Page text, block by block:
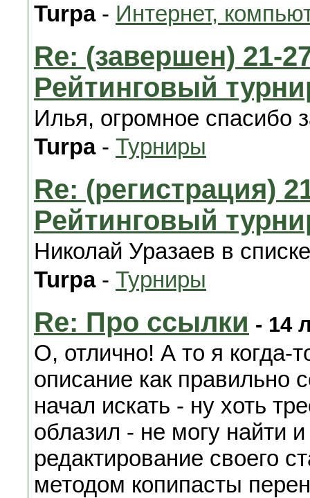
Turpa- Интернет,
Re: (завершен) 21-
Рейтинговый
Илья, огромное спасибо
Turpa- Турниры
Re: (регистрация)
Рейтинговый
Николай Уразаев в
Turpa- Турниры
Re: Про ссылки - 14
О, отлично! А то я когда-
описание как правильно
начал искать - ну хоть
облазил - не могу найти
редактирование своего
методом копипасты